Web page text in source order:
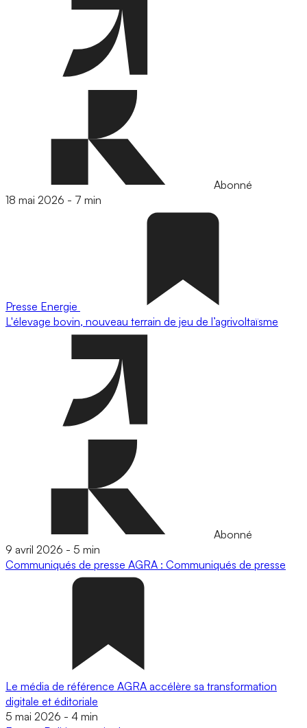
Abonné
18 mai 2026 - 7 min
Presse Energie
L'élevage bovin, nouveau terrain de jeu de l’agrivoltaïsme
Abonné
9 avril 2026 - 5 min
Communiqués de presse AGRA : Communiqués de presse
Le média de référence AGRA accélère sa transformation
digitale et éditoriale
5 mai 2026 - 4 min